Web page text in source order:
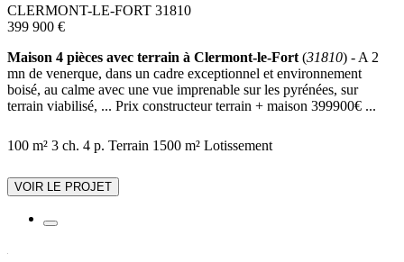
CLERMONT-LE-FORT 31810
399 900 €
Maison 4 pièces avec terrain à Clermont-le-Fort (31810) - A 2
mn de venerque, dans un cadre exceptionnel et environnement
boisé, au calme avec une vue imprenable sur les pyrénées, sur
terrain viabilisé, ... Prix constructeur terrain + maison 399900€ ...
100 m² 3 ch. 4 p. Terrain 1500 m² Lotissement
VOIR LE PROJET